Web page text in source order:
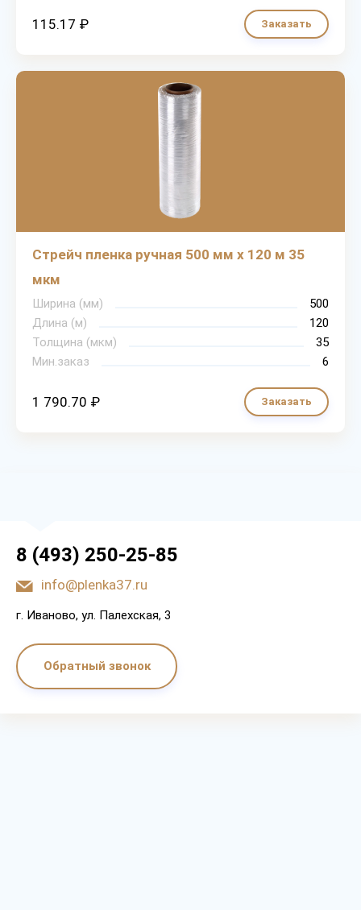
115.17 ₽ Заказать
Стрейч пленка ручная 500 мм х 120 м 35
мкм
Ширина (мм)
500
Длина (м)
120
Толщина (мкм)
35
Мин.заказ
6
1 790.70 ₽ Заказать
8 (493) 250-25-85
info@plenka37.ru
г. Иваново, ул. Палехская, 3
Обратный звонок